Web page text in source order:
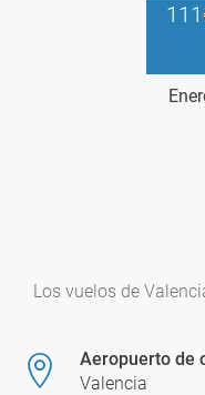
Los vuelos de
Aeropuerto de
Valencia